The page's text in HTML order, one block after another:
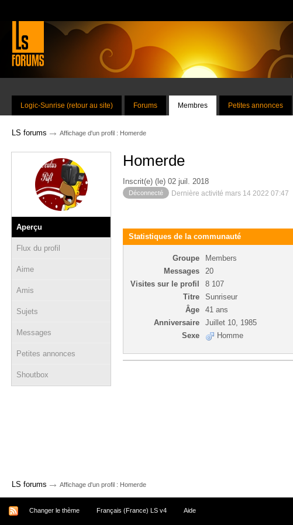
Logic-Sunrise (retour au site) Forums Membres Petites annonces
LS forums → Affichage d'un profil : Homerde
Aperçu
Flux du profil
Aime
Amis
Sujets
Messages
Petites annonces
Shoutbox
Homerde
Inscrit(e) (le) 02 juil. 2018
Déconnecté Dernière activité mars 14 2022 07:47
Statistiques de la communauté
Groupe
Members
Messages
20
Visites sur le profil
8 107
Titre
Sunriseur
Âge
41 ans
Anniversaire
Juillet 10, 1985
Sexe
Homme
LS forums → Affichage d'un profil : Homerde
Changer le thème Français (France) LS v4 Aide